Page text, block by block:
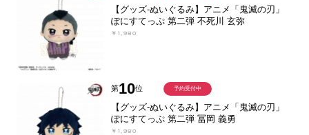
【グッズ-ぬいぐるみ】アニメ「鬼滅の刃」
ぽにすてっぷ 第二弾 不死川 玄弥
￥1,980
第10位
【グッズ-ぬいぐるみ】アニメ「鬼滅の刃」
ぽにすてっぷ 第二弾 冨岡 義勇
￥1,980
予約受付中